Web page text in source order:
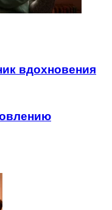
вдохновения